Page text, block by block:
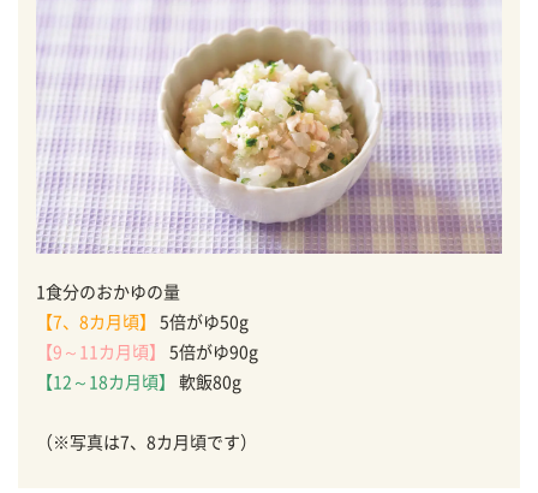
1食分のおかゆの量
【7、8カ月頃】
5倍がゆ50g
【9～11カ月頃】
5倍がゆ90g
【12～18カ月頃】
軟飯80g
（※写真は7、8カ月頃です）